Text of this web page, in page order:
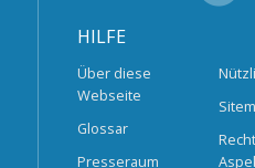
HILFE
Über diese
Webseite
Glossar
Presseraum